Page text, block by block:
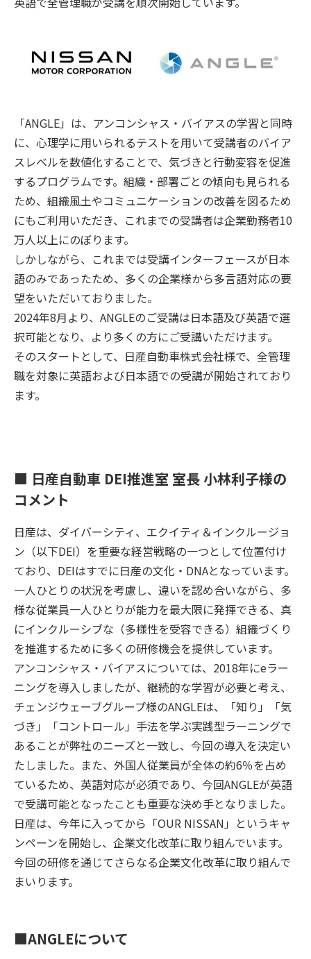
「ANGLE」は、アンコンシャス・バイアスの学習と同時
に、心理学に用いられるテストを用いて受講者のバイア
スレベルを数値化することで、気づきと行動変容を促進
するプログラムです。組織・部署ごとの傾向も見られる
ため、組織風土やコミュニケーションの改善を図るため
にもご利用いただき、これまでの受講者は企業勤務者10
万人以上にのぼります。
しかしながら、これまでは受講インターフェースが日本
語のみであったため、多くの企業様から多言語対応の要
望をいただいておりました。
2024年8月より、ANGLEのご受講は日本語及び英語で選
択可能となり、より多くの方にご受講いただけます。
そのスタートとして、日産自動車株式会社様で、全管理
職を対象に英語および日本語での受講が開始されており
ます。
■ 日産自動車 DEI推進室 室長 小林利子様の
コメント
日産は、ダイバーシティ、エクイティ＆インクルージョ
ン（以下DEI）を重要な経営戦略の一つとして位置付け
ており、DEIはすでに日産の文化・DNAとなっています。
一人ひとりの状況を考慮し、違いを認め合いながら、多
様な従業員一人ひとりが能力を最大限に発揮できる、真
にインクルーシブな（多様性を受容できる）組織づくり
を推進するために多くの研修機会を提供しています。
アンコンシャス・バイアスについては、2018年にeラー
ニングを導入しましたが、継続的な学習が必要と考え、
チェンジウェーブグループ様のANGLEは、「知り」「気
づき」「コントロール」手法を学ぶ実践型ラーニングで
あることが弊社のニーズと一致し、今回の導入を決定い
たしました。また、外国人従業員が全体の約6％を占め
ているため、英語対応が必須であり、今回ANGLEが英語
で受講可能となったことも重要な決め手となりました。
日産は、今年に入ってから「OUR NISSAN」というキャ
ンペーンを開始し、企業文化改革に取り組んでいます。
今回の研修を通じてさらなる企業文化改革に取り組んで
まいります。
■ANGLEについて